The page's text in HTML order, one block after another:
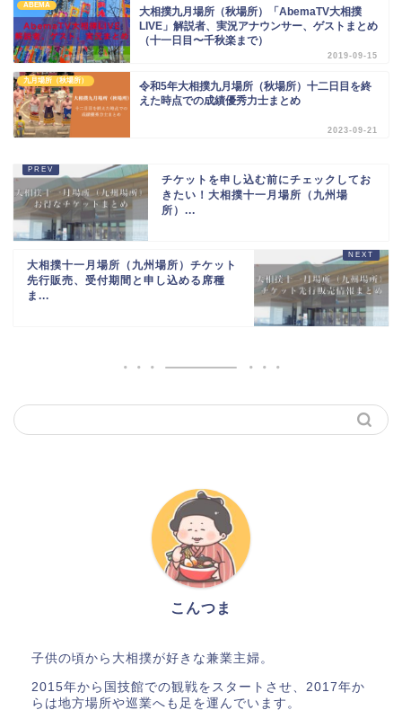
ABEMA
大相撲九月場所（秋場所）「AbemaTV大相撲
LIVE」解説者、実況アナウンサー、ゲストまとめ
（十一日目〜千秋楽まで）
2019-09-15
九月場所（秋場所）
令和5年大相撲九月場所（秋場所）十二日目を終
えた時点での成績優秀力士まとめ
2023-09-21
チケットを申し込む前にチェックしてお
きたい！大相撲十一月場所（九州場
所）...
大相撲十一月場所（九州場所）チケット
先行販売、受付期間と申し込める席種
ま...
こんつま
子供の頃から大相撲が好きな兼業主婦。
2015年から国技館での観戦をスタートさせ、2017年か
らは地方場所や巡業へも足を運んでいます。